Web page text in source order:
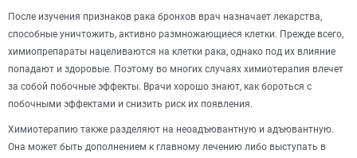
После изучения признаков рака бронхов врач назначает лекарства,
способные уничтожить, активно размножающиеся клетки. Прежде всего,
химиопрепараты нацеливаются на клетки рака, однако под их влияние
попадают и здоровые. Поэтому во многих случаях химиотерапия влечет
за собой побочные эффекты. Врачи хорошо знают, как бороться с
побочными эффектами и снизить риск их появления.
Химиотерапию также разделяют на неоадъювантную и адъювантную.
Она может быть дополнением к главному лечению либо выступать в